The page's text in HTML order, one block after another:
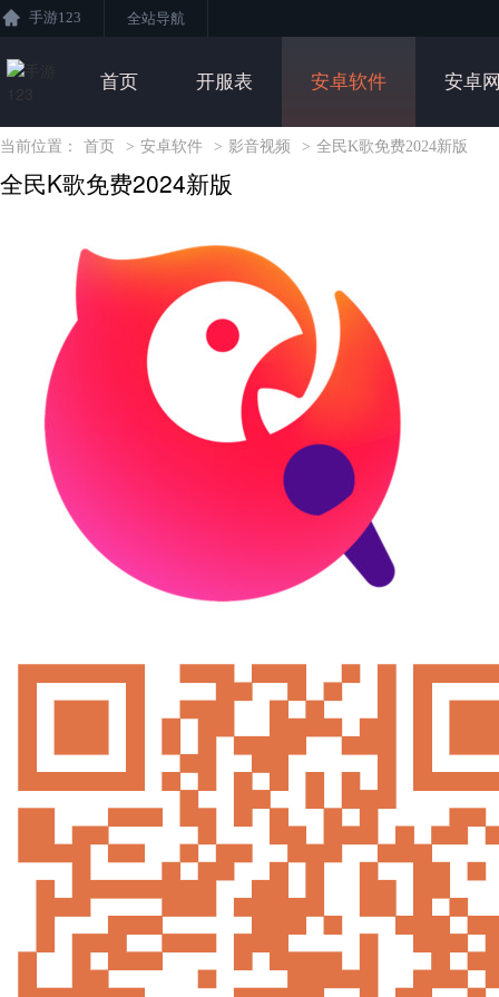
手游123 全站导航
首页 开服表 安卓软件 安卓
当前位置： 首页 > 安卓软件 > 影音视频 > 全民K歌免费2024新版
全民K歌免费2024新版